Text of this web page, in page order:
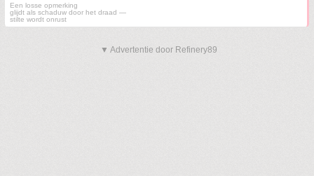
Een losse opmerking
glijdt als schaduw door het draad —
stilte wordt onrust
▼ Advertentie door Refinery89